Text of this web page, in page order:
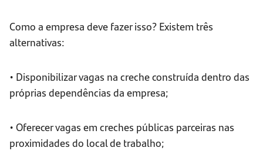
Como a empresa deve fazer isso? Existem três
alternativas:
• Disponibilizar vagas na creche construída dentro das
próprias dependências da empresa;
• Oferecer vagas em creches públicas parceiras nas
proximidades do local de trabalho;